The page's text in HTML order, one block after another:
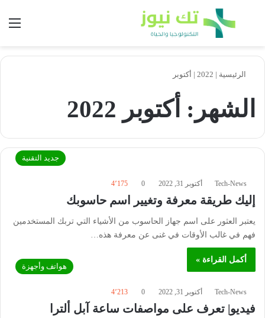
بحث عن
الرئيسية |
2022
| أكتوبر
الشهر: أكتوبر 2022
جديد التقنية
Tech-News أكتوبر 31, 2022 0 4٬175
إليك طريقة معرفة وتغيير اسم حاسوبك
يعتبر العثور على اسم جهاز الحاسوب من الأشياء التي تربك المستخدمين
فهم في غالب الأوقات في غنى عن معرفة هذه…
أكمل القراءة »
هواتف وأجهزة
Tech-News أكتوبر 31, 2022 0 4٬213
فيديو| تعرف على مواصفات ساعة آبل ألترا